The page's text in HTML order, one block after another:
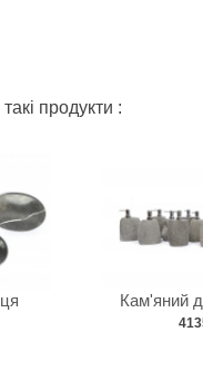
продукти :
Кам'яний